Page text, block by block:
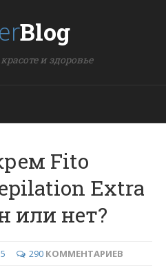
Blog
и здоровье
Fito
Extra
или нет?
290 КОММЕНТАРИЕВ